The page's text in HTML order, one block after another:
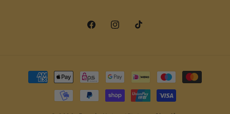
FacebookInstagramTikTok
Zahlungsmethoden